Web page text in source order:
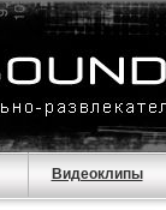
Видеоклипы